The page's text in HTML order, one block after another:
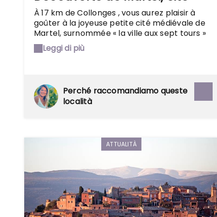
médiévale et du train
Truffadou
À 17 km de Collonges , vous aurez plaisir à
goûter à la joyeuse petite cité médiévale de
Martel, surnommée « la ville aux sept tours »
et vous promener dans ses rues bordées de
maisons anciennes aux arcades en ogives. Et
famille de superbes panoramas !
Leggi di più
Perché raccomandiamo queste
località
ATTUALITÀ